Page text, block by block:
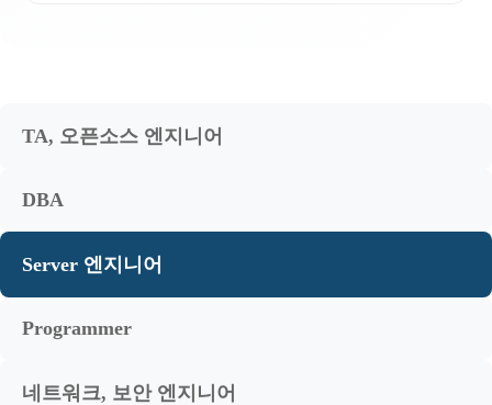
TA, 오픈소스 엔지니어
DBA
Server 엔지니어
Programmer
네트워크, 보안 엔지니어